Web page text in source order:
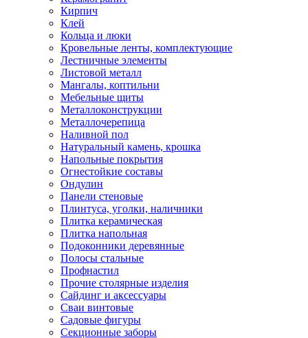
Кирпич
Клей
Кольца и люки
Кровельные ленты, комплектующие
Лестничные элементы
Листовой металл
Мангалы, коптильни
Мебельные щиты
Металлоконструкции
Металлочерепица
Наливной пол
Натуральный камень, крошка
Напольные покрытия
Огнестойкие составы
Ондулин
Панели стеновые
Плинтуса, уголки, наличники
Плитка керамическая
Плитка напольная
Подоконники деревянные
Полосы стальные
Профнастил
Прочие столярные изделия
Сайдинг и аксессуары
Сваи винтовые
Садовые фигуры
Секционные заборы